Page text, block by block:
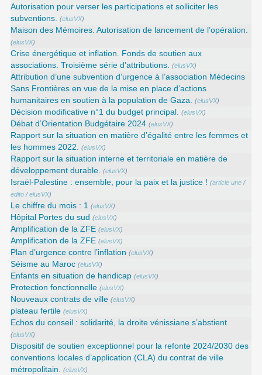
Autorisation pour verser les participations et solliciter les
subventions. (elusVX)
Maison des Mémoires. Autorisation de lancement de l’opération.
(elusVX)
Crise énergétique et inflation. Fonds de soutien aux
associations. Troisième série d’attributions. (elusVX)
Attribution d’une subvention d’urgence à l’association Médecins
Sans Frontières en vue de la mise en place d’actions
humanitaires en soutien à la population de Gaza. (elusVX)
Décision modificative n°1 du budget principal. (elusVX)
Débat d’Orientation Budgétaire 2024 (elusVX)
Rapport sur la situation en matière d’égalité entre les femmes et
les hommes 2022. (elusVX)
Rapport sur la situation interne et territoriale en matière de
développement durable. (elusVX)
Israël-Palestine : ensemble, pour la paix et la justice ! (article une /
edito /elusVX)
Le chiffre du mois : 1 (elusVX)
Hôpital Portes du sud (elusVX)
Amplification de la ZFE (elusVX)
Amplification de la ZFE (elusVX)
Plan d’urgence contre l’inflation (elusVX)
Séisme au Maroc (elusVX)
Enfants en situation de handicap (elusVX)
Protection fonctionnelle (elusVX)
Nouveaux contrats de ville (elusVX)
plateau fertile (elusVX)
Echos du conseil : solidarité, la droite vénissiane s’abstient
(elusVX)
Dispositif de soutien exceptionnel pour la refonte 2024/2030 des
conventions locales d’application (CLA) du contrat de ville
métropolitain. (elusVX)